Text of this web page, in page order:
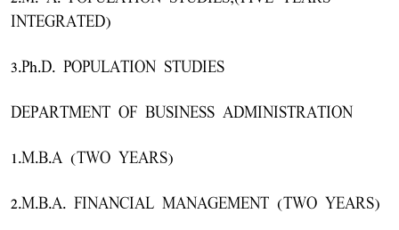
INTEGRATED)
3.Ph.D. POPULATION STUDIES
DEPARTMENT OF BUSINESS ADMINISTRATION
1.M.B.A (TWO YEARS)
2.M.B.A. FINANCIAL MANAGEMENT (TWO YEARS)